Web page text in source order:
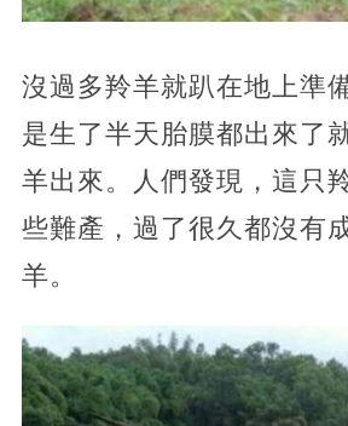
沒過多羚羊就趴在地上準
是生了半天胎膜都出來了
羊出來。人們發現，這只
些難產，過了很久都沒有
羊。